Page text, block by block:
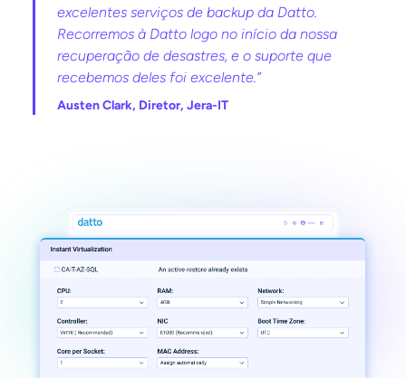
excelentes serviços de backup da Datto.
Recorremos à Datto logo no início da nossa
recuperação de desastres, e o suporte que
recebemos deles foi excelente.”
Austen Clark, Diretor, Jera-IT